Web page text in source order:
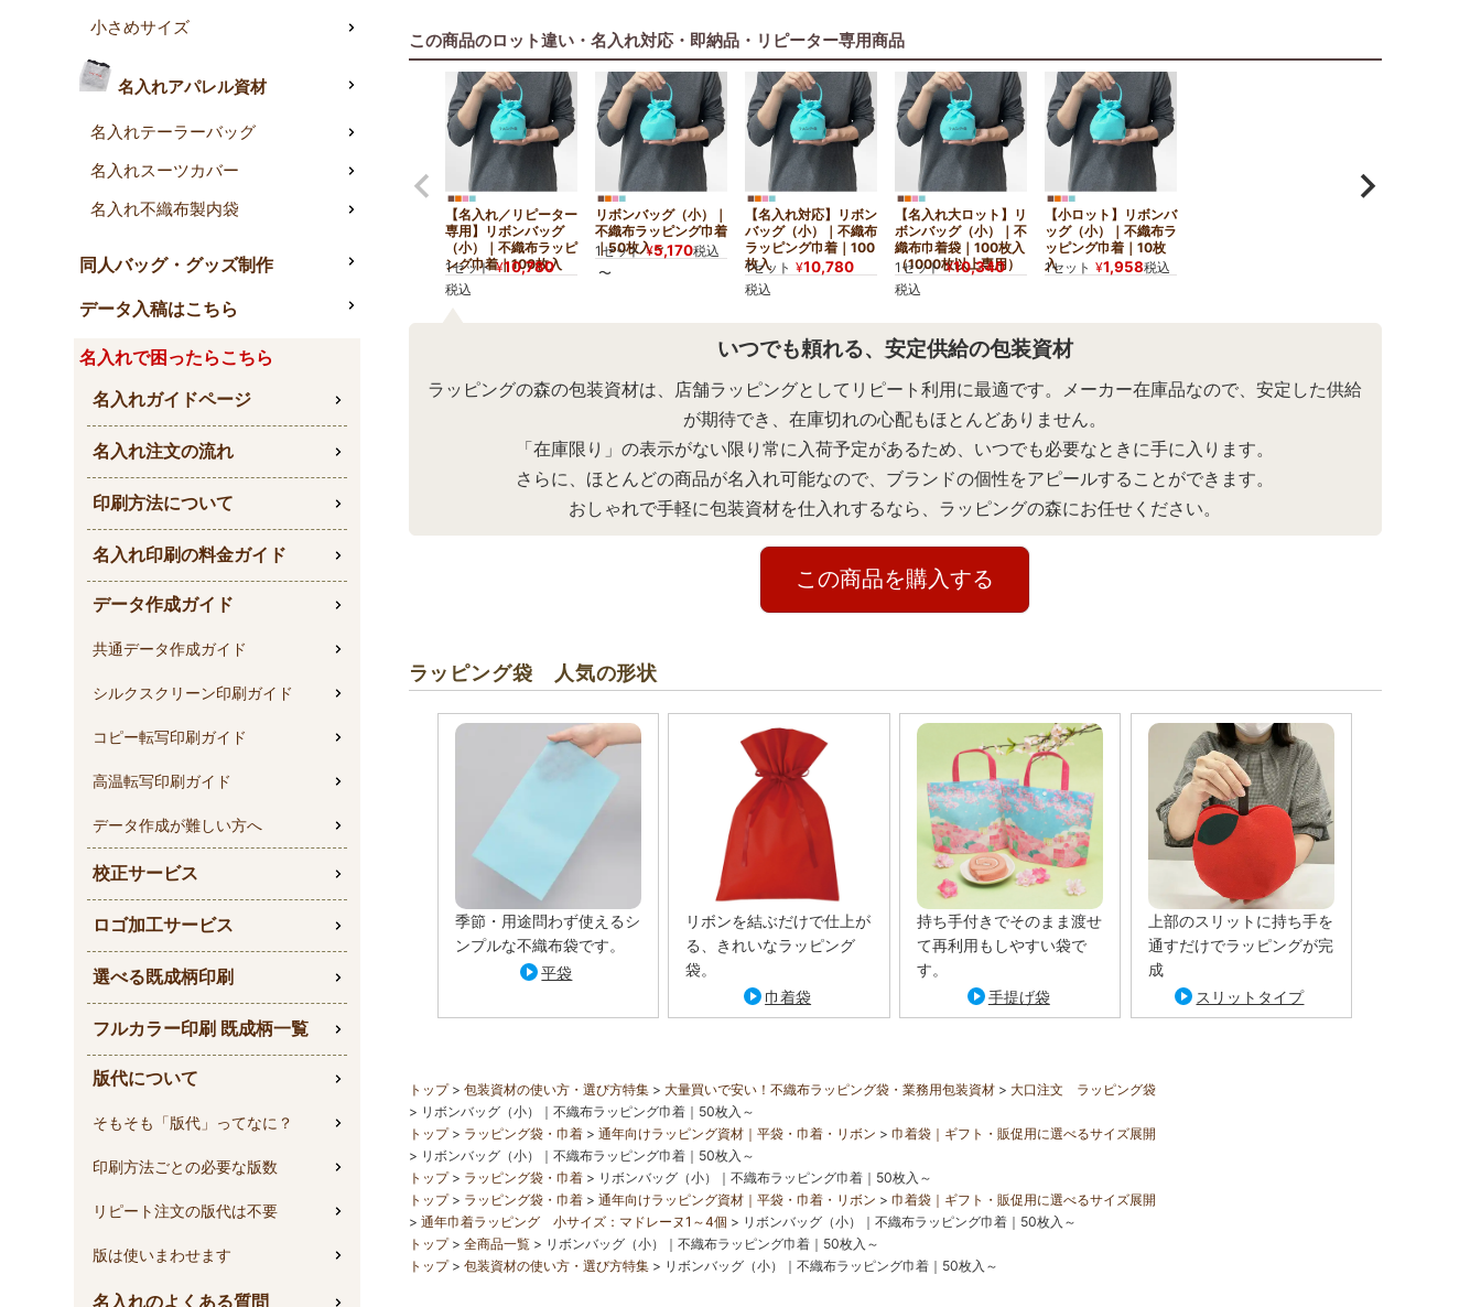
小さめサイズ
名入れアパレル資材
名入れテーラーバッグ
名入れスーツカバー
名入れ不織布製内袋
同人バッグ・グッズ制作
データ入稿はこちら
名入れで困ったらこちら
名入れガイドページ
名入れ注文の流れ
印刷方法について
名入れ印刷の料金ガイド
データ作成ガイド
共通データ作成ガイド
シルクスクリーン印刷ガイド
コピー転写印刷ガイド
高温転写印刷ガイド
データ作成が難しい方へ
校正サービス
ロゴ加工サービス
選べる既成柄印刷
フルカラー印刷 既成柄一覧
版代について
そもそも「版代」ってなに？
印刷方法ごとの必要な版数
リピート注文の版代は不要
版は使いまわせます
名入れのよくある質問
商品詳細
シックなカラーもご用意しております。 用途や中身に合わ
ふんわりまあるいフォルムで焼き菓子などのスイーツをお
サイズ展開
商品詳細
この商品のロット違い・名入れ対応・即納品・リピーター専用商品
【名入れ／リピーター
専用】リボンバッグ
（小）｜不織布ラッピ
ング巾着｜100枚入
1セット ¥10,780
税込
リボンバッグ（小）｜
不織布ラッピング巾着
｜50枚入～
1セット ¥5,170税込
〜
【名入れ対応】リボン
バッグ（小）｜不織布
ラッピング巾着｜100
枚入
1セット ¥10,780
税込
【名入れ大ロット】リ
ボンバッグ（小）｜不
織布巾着袋｜100枚入
（1000枚以上専用）
1セット ¥10,340
税込
【小ロット】リボンバ
ッグ（小）｜不織布ラ
ッピング巾着｜10枚
入
1セット ¥1,958税込
いつでも頼れる、安定供給の包装資材
ラッピングの森の包装資材は、店舗ラッピングとしてリピート利用に最適です。メーカー在庫品なので、安定した供給
が期待でき、在庫切れの心配もほとんどありません。
「在庫限り」の表示がない限り常に入荷予定があるため、いつでも必要なときに手に入ります。
さらに、ほとんどの商品が名入れ可能なので、ブランドの個性をアピールすることができます。
おしゃれで手軽に包装資材を仕入れするなら、ラッピングの森にお任せください。
この商品を購入する
ラッピング袋 人気の形状
季節・用途問わず使えるシ
ンプルな不織布袋です。
平袋
リボンを結ぶだけで仕上が
る、きれいなラッピング
袋。
巾着袋
持ち手付きでそのまま渡せ
て再利用もしやすい袋で
す。
手提げ袋
上部のスリットに持ち手を
通すだけでラッピングが完
成
スリットタイプ
トップ 包装資材の使い方・選び方特集 大量買いで安い！不織布ラッピング袋・業務用包装資材
大口注文 ラッピング袋
リボンバッグ（小）｜不織布ラッピング巾着｜50枚入～
トップ
ラッピング袋・巾着 通年向けラッピング資材｜平袋・巾着・リボン
巾着袋｜ギフト・販促用に選べるサイズ展開
リボンバッグ（小）｜不織布ラッピング巾着｜50枚入～
トップ
ラッピング袋・巾着
リボンバッグ（小）｜不織布ラッピング巾着｜50枚入～
トップ
ラッピング袋・巾着 通年向けラッピング資材｜平袋・巾着・リボン
巾着袋｜ギフト・販促用に選べるサイズ展開
通年巾着ラッピング 小サイズ：マドレーヌ1～4個
リボンバッグ（小）｜不織布ラッピング巾着｜50枚入～
トップ
全商品一覧
リボンバッグ（小）｜不織布ラッピング巾着｜50枚入～
トップ
包装資材の使い方・選び方特集 リボンバッグ（小）｜不織布ラッピング巾着｜50枚入～